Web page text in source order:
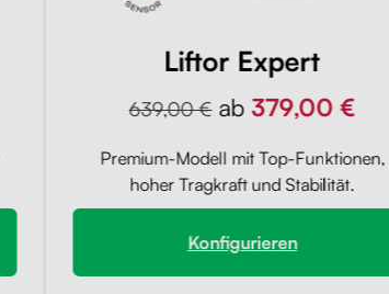
Liftor Expert
639,00 € ab379,00 €
Premium-Modell mit Top-Funktionen,
hoher Tragkraft und Stabilität.
Konfigurieren